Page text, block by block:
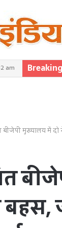
am
बीजेपी मुख्यालय में